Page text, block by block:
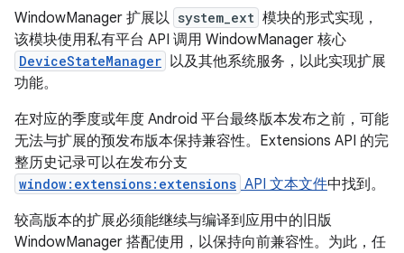
WindowManager 扩展以 system_ext 模块的形式实现，
该模块使用私有平台 API 调用 WindowManager 核心
DeviceStateManager 以及其他系统服务，以此实现扩展
功能。
在对应的季度或年度 Android 平台最终版本发布之前，可能
无法与扩展的预发布版本保持兼容性。Extensions API 的完
整历史记录可以在发布分支
window:extensions:extensions API 文本文件中找到。
较高版本的扩展必须能继续与编译到应用中的旧版
WindowManager 搭配使用，以保持向前兼容性。为此，任